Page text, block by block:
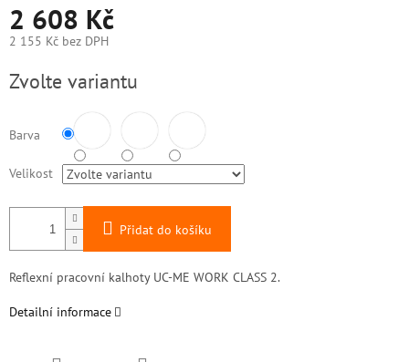
2 608 Kč
2 155 Kč bez DPH
cena:
Zvolte variantu
Barva
Velikost
Přidat do košíku
Reflexní pracovní kalhoty UC-ME WORK CLASS 2.
Detailní informace